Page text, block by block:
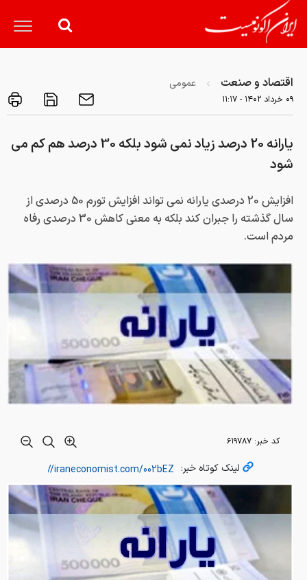
اقتصاد و صنعت عمومی
۰۹ خرداد ۱۴۰۲ - ۱۱:۱۷
یارانه 20 درصد زیاد نمی شود بلکه 30 درصد هم کم می
شود
افزایش 20 درصدی یارانه نمی تواند افزایش تورم 50 درصدی از
سال گذشته را جبران کند بلکه به معنی کاهش 30 درصدی رفاه
مردم است.
کد خبر: ۶۱۹۷۸۷
لینک کوتاه خبر: